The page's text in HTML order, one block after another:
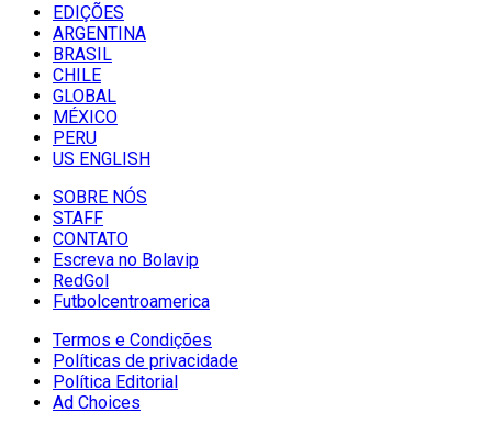
EDIÇÕES
ARGENTINA
BRASIL
CHILE
GLOBAL
MÉXICO
PERU
US ENGLISH
SOBRE NÓS
STAFF
CONTATO
Escreva no Bolavip
RedGol
Futbolcentroamerica
Termos e Condições
Políticas de privacidade
Política Editorial
Ad Choices